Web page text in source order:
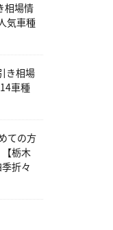
相場情
気車種
き相場
車種
ての方
栃木
折々